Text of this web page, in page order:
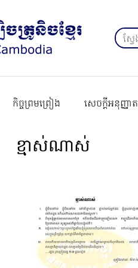
កិច្ចព្រមព្រៀង សេចក្ដីអនុញ្ញាត
ខ្មាស់ណាស់